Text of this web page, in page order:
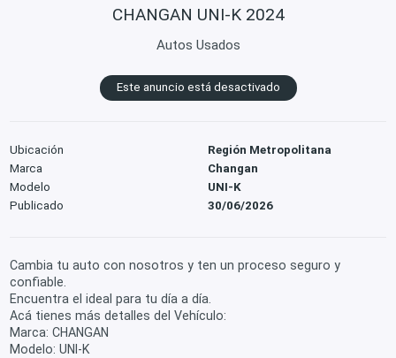
CHANGAN UNI-K 2024
Autos Usados
Este anuncio está desactivado
Ubicación
Región Metropolitana
Marca
Changan
Modelo
UNI-K
Publicado
30/06/2026
Cambia tu auto con nosotros y ten un proceso seguro y
confiable.
Encuentra el ideal para tu día a día.
Acá tienes más detalles del Vehículo:
Marca: CHANGAN
Modelo: UNI-K